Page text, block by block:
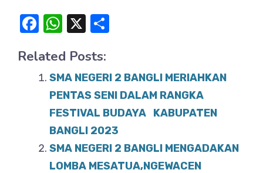
F
c
e
k
W
at
s
A
p
p
X
e
Related Posts:
SMA NEGERI 2 BANGLI MERIAHKAN
PENTAS SENI DALAM RANGKA
FESTIVAL BUDAYA KABUPATEN
BANGLI 2023
SMA NEGERI 2 BANGLI MENGADAKAN
LOMBA MESATUA,NGEWACEN